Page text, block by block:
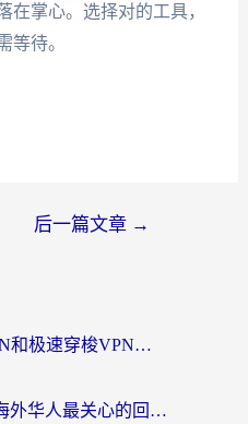
在掌心。选择对的工具，
等待。
后一篇文章 →
海外党必看：ChickCN和极速穿梭VPN好用吗？3招教你选对回国加速器无缝刷国内资源
斧牛和light哪个好？海外华人最关心的回国加速器选择难题，一篇讲透